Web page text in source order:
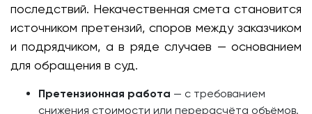
последствий. Некачественная смета становится
источником претензий, споров между заказчиком
и подрядчиком, а в ряде случаев — основанием
для обращения в суд.
Претензионная работа — с требованием
снижения стоимости или перерасчёта объёмов.